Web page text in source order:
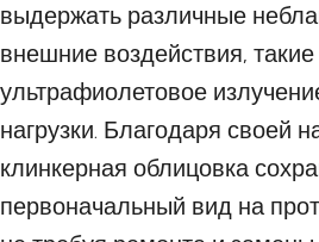
выдержать различные
внешние воздействия,
ультрафиолетовое
нагрузки. Благодаря своей
клинкерная облицовка
первоначальный вид на